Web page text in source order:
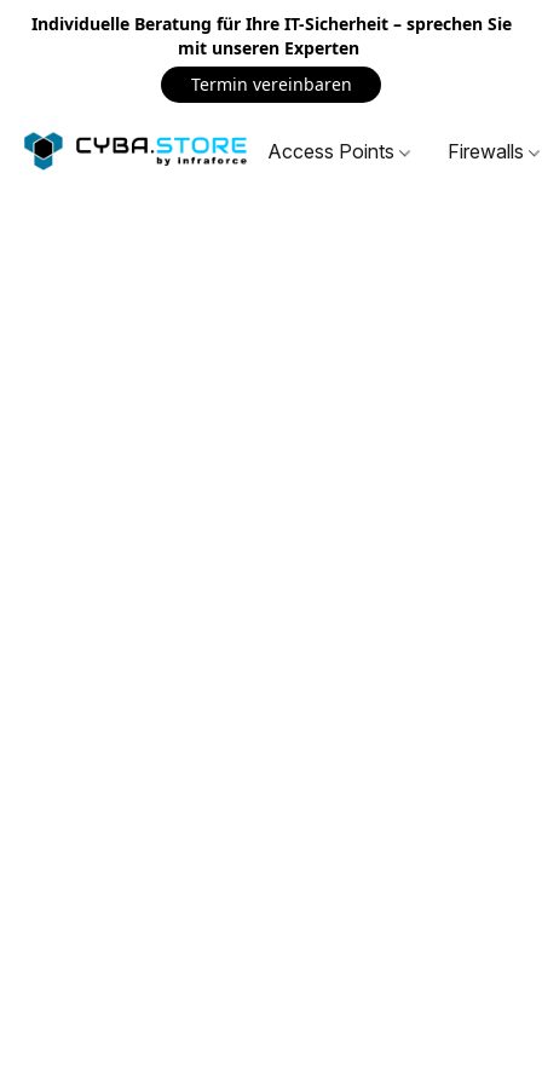
Individuelle Beratung für Ihre IT-Sicherheit – sprechen Sie
mit unseren Experten
Termin vereinbaren
Access Points Firewalls